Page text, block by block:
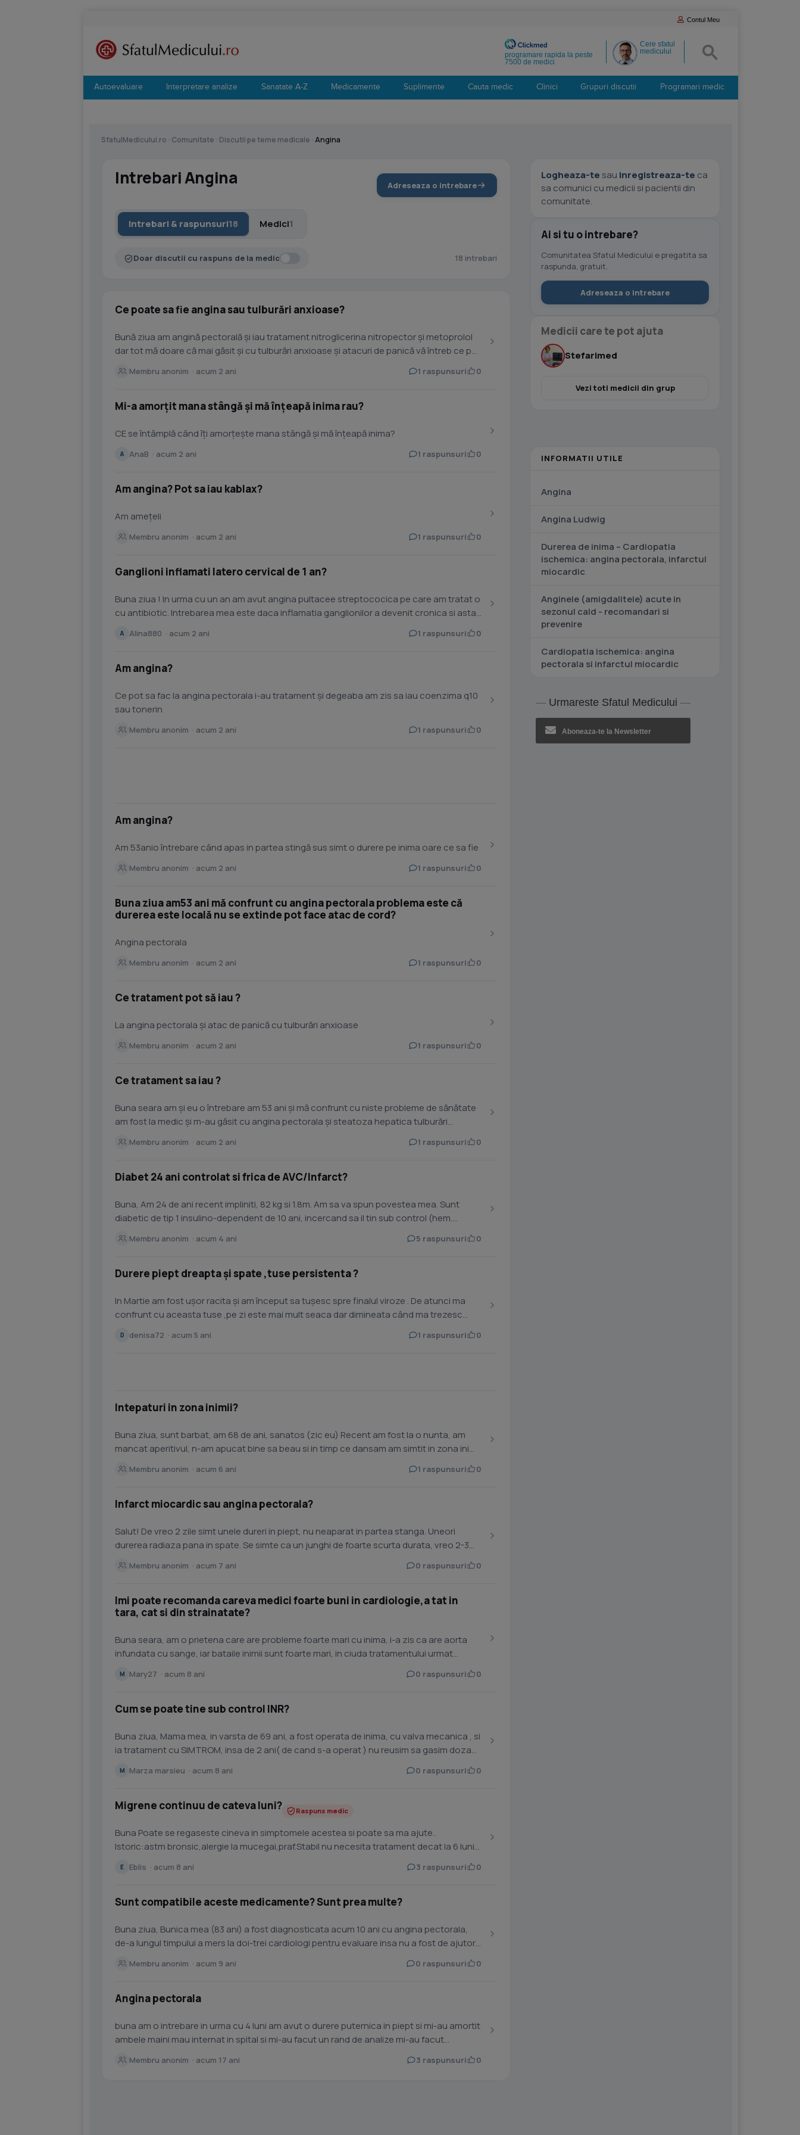
Contul Meu
Cere sfatul
medicului
programare rapida la peste
7500 de medici
Autoevaluare Interpretare analize Sanatate A-Z Medicamente Suplimente Cauta medic Clinici Grupuri discutii Programari medic
SfatulMedicului.ro Comunitate Discutii pe teme medicale Angina
Intrebari Angina Adreseaza o intrebare
Intrebari & raspunsuri18 Medici1
Doar discutii cu raspuns de la medic 18 intrebari
Ce poate sa fie angina sau tulburări anxioase?
Bună ziua am angină pectorală și iau tratament nitroglicerina nitropector și metoprolol
dar tot mă doare că mai găsit și cu tulburări anxioase și atacuri de panică vă întreb ce pot
Membru anonim · acum 2 ani 1 raspunsuri 0
Mi-a amorțit mana stângă și mă înțeapă inima rau?
CE se întâmplă când îți amorțește mana stângă și mă înțeapă inima?
A AnaB · acum 2 ani 1 raspunsuri 0
Am angina? Pot sa iau kablax?
Am amețeli
Membru anonim · acum 2 ani 1 raspunsuri 0
Ganglioni inflamati latero cervical de 1 an?
Buna ziua ! In urma cu un an am avut angina pultacee streptococica pe care am tratat o
cu antibiotic. Intrebarea mea este daca inflamatia ganglionilor a devenit cronica si asta
A Alina880 · acum 2 ani 1 raspunsuri 0
Am angina?
Ce pot sa fac la angina pectorala i-au tratament și degeaba am zis sa iau coenzima q10
sau tonerin
Membru anonim · acum 2 ani 1 raspunsuri 0
Am angina?
Am 53anio întrebare când apas in partea stingă sus simt o durere pe inima oare ce sa fie
Membru anonim · acum 2 ani 1 raspunsuri 0
Buna ziua am53 ani mă confrunt cu angina pectorala problema este că
durerea este locală nu se extinde pot face atac de cord?
Angina pectorala
Membru anonim · acum 2 ani 1 raspunsuri 0
Ce tratament pot să iau ?
La angina pectorala și atac de panică cu tulburări anxioase
Membru anonim · acum 2 ani 1 raspunsuri 0
Ce tratament sa iau ?
Buna seara am și eu o întrebare am 53 ani și mă confrunt cu niste probleme de sănătate
am fost la medic și m-au găsit cu angina pectorala și steatoza hepatica tulburări
Membru anonim · acum 2 ani 1 raspunsuri 0
Diabet 24 ani controlat si frica de AVC/Infarct?
Buna, Am 24 de ani recent impliniti, 82 kg si 1.8m. Am sa va spun povestea mea. Sunt
diabetic de tip 1 insulino-dependent de 10 ani, incercand sa il tin sub control (hem.
Membru anonim · acum 4 ani 5 raspunsuri 0
Durere piept dreapta și spate ,tuse persistenta ?
In Martie am fost ușor racita și am început sa tușesc spre finalul viroze . De atunci ma
confrunt cu aceasta tuse ,pe zi este mai mult seaca dar dimineata când ma trezesc
D denisa72 · acum 5 ani 1 raspunsuri 0
Intepaturi in zona inimii?
Buna ziua, sunt barbat, am 68 de ani, sanatos (zic eu) Recent am fost la o nunta, am
mancat aperitivul, n-am apucat bine sa beau si in timp ce dansam am simtit in zona inimii
Membru anonim · acum 6 ani 1 raspunsuri 0
Infarct miocardic sau angina pectorala?
Salut! De vreo 2 zile simt unele dureri in piept, nu neaparat in partea stanga. Uneori
durerea radiaza pana in spate. Se simte ca un junghi de foarte scurta durata, vreo 2-3
Membru anonim · acum 7 ani 0 raspunsuri 0
Imi poate recomanda careva medici foarte buni in cardiologie,a tat in
tara, cat si din strainatate?
Buna seara, am o prietena care are probleme foarte mari cu inima, i-a zis ca are aorta
infundata cu sange, iar bataile inimii sunt foarte mari, in ciuda tratamentului urmat
M Mary27 · acum 8 ani 0 raspunsuri 0
Cum se poate tine sub control INR?
Buna ziua, Mama mea, in varsta de 69 ani, a fost operata de inima, cu valva mecanica , si
ia tratament cu SIMTROM, insa de 2 ani( de cand s-a operat ) nu reusim sa gasim doza
M Marza marsieu · acum 8 ani 0 raspunsuri 0
Migrene continuu de cateva luni? Raspuns medic
Buna Poate se regaseste cineva in simptomele acestea si poate sa ma ajute..
Istoric:astm bronsic,alergie la mucegai,praf.Stabil nu necesita tratament decat la 6 luni
E Eblis · acum 8 ani 3 raspunsuri 0
Sunt compatibile aceste medicamente? Sunt prea multe?
Buna ziua, Bunica mea (83 ani) a fost diagnosticata acum 10 ani cu angina pectorala,
de-a lungul timpului a mers la doi-trei cardiologi pentru evaluare insa nu a fost de ajutor,
Membru anonim · acum 9 ani 0 raspunsuri 0
Angina pectorala
buna am o intrebare in urma cu 4 luni am avut o durere puternica in piept si mi-au amortit
ambele maini mau internat in spital si mi-au facut un rand de analize mi-au facut
Membru anonim · acum 17 ani 3 raspunsuri 0
Logheaza-te sau inregistreaza-te ca
sa comunici cu medicii si pacientii din
comunitate.
Ai si tu o intrebare?
Comunitatea Sfatul Medicului e pregatita sa
raspunda, gratuit.
Adreseaza o intrebare
Medicii care te pot ajuta
Stefarimed
Vezi toti medicii din grup
INFORMATII UTILE
Angina
Angina Ludwig
Durerea de inima – Cardiopatia
ischemica: angina pectorala, infarctul
miocardic
Anginele (amigdalitele) acute in
sezonul cald - recomandari si
prevenire
Cardiopatia ischemica: angina
pectorala si infarctul miocardic
Urmareste Sfatul Medicului
Aboneaza-te la Newsletter